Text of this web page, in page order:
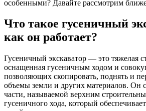
особенными? Давайте рассмотрим
Что такое гусеничный
как он работает?
Гусеничный экскаватор — это тяжелая
оснащенная гусеничным ходом и
позволяющих скопировать, поднять и
объемы земли и других материалов. Он
части, называемой верхним
гусеничного хода, который